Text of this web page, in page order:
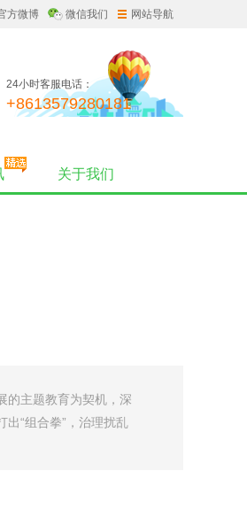
方微博 微信我们 网站导航
24小时客服电话：
+8613579280181
关于我们
的主题教育为契机，深
“组合拳”，治理扰乱